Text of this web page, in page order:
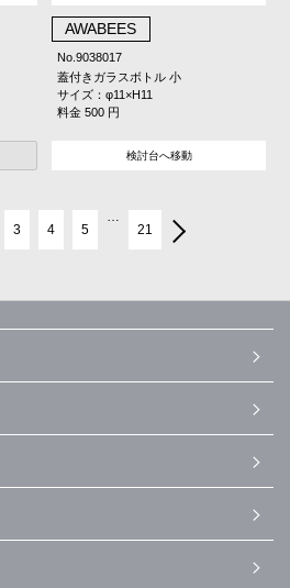
AWABEES
No.9038017
蓋付きガラスボトル 小
サイズ：φ11×H11
料金 500 円
検討台へ移動
3 4 5
…
21